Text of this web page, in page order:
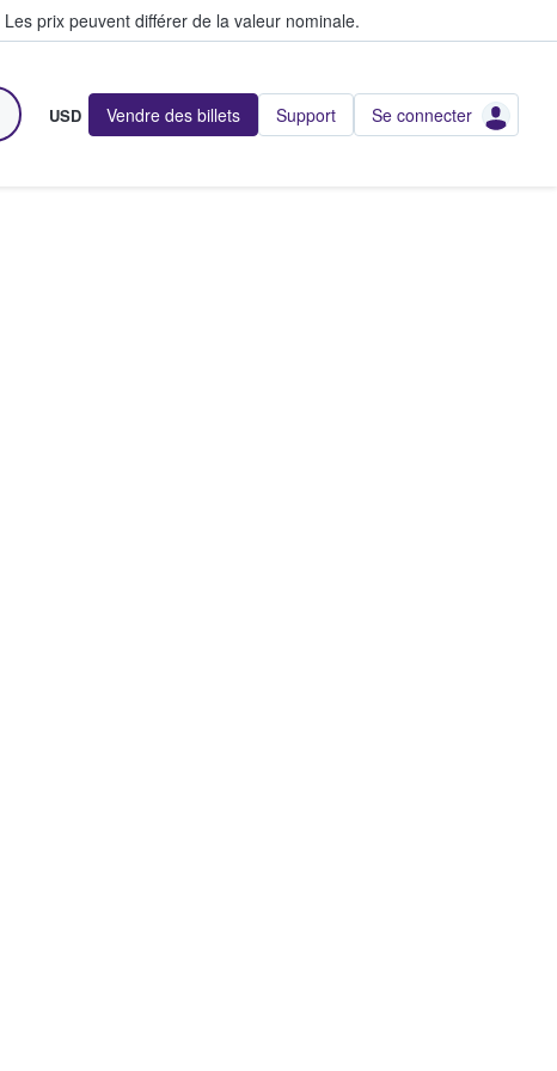
Les prix peuvent différer de la valeur nominale.
USD Vendre des billets Support Se connecter